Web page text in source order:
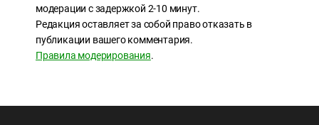
модерации с задержкой 2-10 минут.
Редакция оставляет за собой право отказать в
публикации вашего комментария.
Правила модерирования.